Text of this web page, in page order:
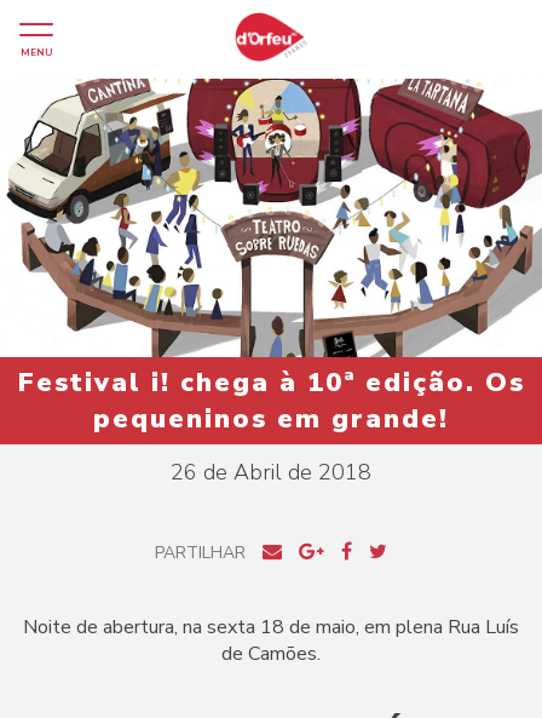
MENU
Festival i! chega à 10ª edição. Os
pequeninos em grande!
26 de Abril de 2018
PARTILHAR
Noite de abertura, na sexta 18 de maio, em plena Rua Luís
de Camões.